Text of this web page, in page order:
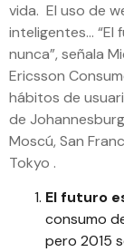
vida. El uso de
inteligentes… “El
nunca”, señala
Ericsson
hábitos de
de
Moscú, San
Tokyo .
El futuro
consumo
pero 2015